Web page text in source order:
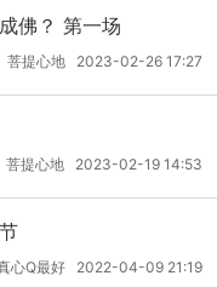
佛？ 第一场
菩提心地 2023-02-26 17:27
菩提心地 2023-02-19 14:53
心Q最好 2022-04-09 21:19